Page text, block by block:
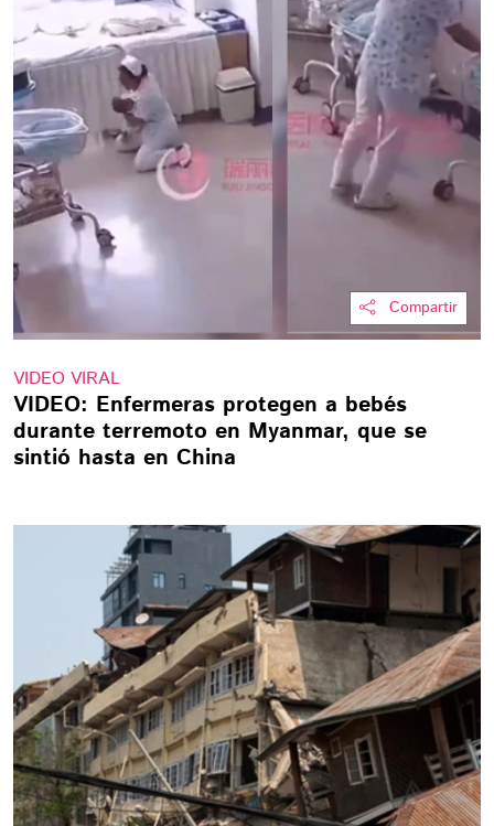
Compartir
VIDEO VIRAL
VIDEO: Enfermeras protegen a bebés
durante terremoto en Myanmar, que se
sintió hasta en China